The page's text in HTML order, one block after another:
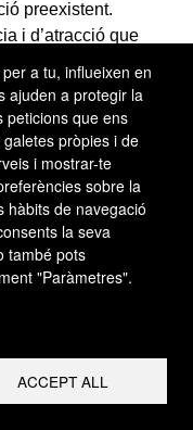
preexistent.
i d’atracció que
d’un
de capgirar la
i sorgiren altres
i Balaguer.
més les
endarrerit, aïllat i
més rellevants
a la
i de l’altra, la
a l’erecció d’un
a tu, influeixen en
ajuden a protegir la
peticions que ens
pròpies i de
i mostrar-te
sobre la
hàbits de navegació
la seva
també pots
"Paràmetres".
ACCEPT ALL